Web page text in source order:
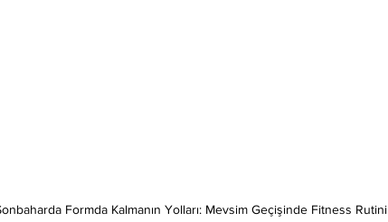
Formda Kalmanın Yolları: Mevsim Geçişinde Fitness Rutini